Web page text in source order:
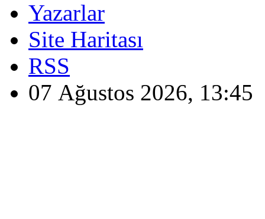
Yazarlar
Site Haritası
RSS
07 Ağustos 2026, 13:45